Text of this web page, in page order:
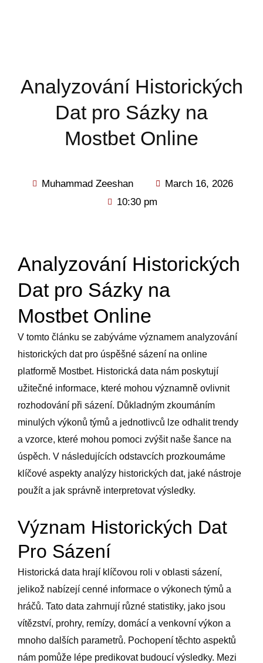
Analyzování Historických
Dat pro Sázky na
Mostbet Online
Muhammad Zeeshan
March 16, 2026
10:30 pm
Analyzování Historických
Dat pro Sázky na
Mostbet Online
V tomto článku se zabýváme významem analyzování
historických dat pro úspěšné sázení na online
platformě Mostbet. Historická data nám poskytují
užitečné informace, které mohou významně ovlivnit
rozhodování při sázení. Důkladným zkoumáním
minulých výkonů týmů a jednotlivců lze odhalit trendy
a vzorce, které mohou pomoci zvýšit naše šance na
úspěch. V následujících odstavcích prozkoumáme
klíčové aspekty analýzy historických dat, jaké nástroje
použít a jak správně interpretovat výsledky.
Význam Historických Dat
Pro Sázení
Historická data hrají klíčovou roli v oblasti sázení,
jelikož nabízejí cenné informace o výkonech týmů a
hráčů. Tato data zahrnují různé statistiky, jako jsou
vítězství, prohry, remízy, domácí a venkovní výkon a
mnoho dalších parametrů. Pochopení těchto aspektů
nám pomůže lépe predikovat budoucí výsledky. Mezi